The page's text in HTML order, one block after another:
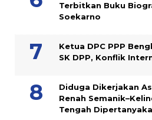
Terbitkan Buku
Soekarno
Ketua DPC PPP
SK DPP, Konflik
Diduga Dikerjakan
Renah
Tengah